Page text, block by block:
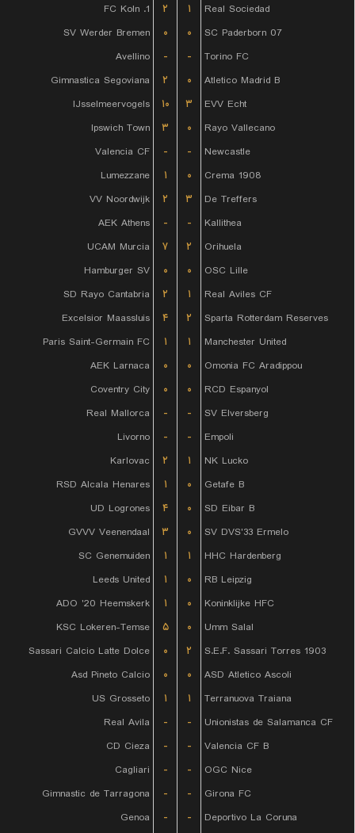
1. FC Koln
۲ ۱
Real Sociedad
SV Werder Bremen
۰ ۰
SC Paderborn 07
Avellino
- -
Torino FC
Gimnastica Segoviana
۲ ۰
Atletico Madrid B
IJsselmeervogels
۱۰ ۳
EVV Echt
Ipswich Town
۳ ۰
Rayo Vallecano
Valencia CF
- -
Newcastle
Lumezzane
۱ ۰
Crema 1908
VV Noordwijk
۲ ۳
De Treffers
AEK Athens
- -
Kallithea
UCAM Murcia
۷ ۲
Orihuela
Hamburger SV
۰ ۰
OSC Lille
SD Rayo Cantabria
۲ ۱
Real Aviles CF
Excelsior Maassluis
۴ ۲
Sparta Rotterdam Reserves
Paris Saint-Germain FC
۱ ۱
Manchester United
AEK Larnaca
۰ ۰
Omonia FC Aradippou
Coventry City
۰ ۰
RCD Espanyol
Real Mallorca
- -
SV Elversberg
Livorno
- -
Empoli
Karlovac
۲ ۱
NK Lucko
RSD Alcala Henares
۱ ۰
Getafe B
UD Logrones
۴ ۰
SD Eibar B
GVVV Veenendaal
۳ ۰
SV DVS'33 Ermelo
SC Genemuiden
۱ ۱
HHC Hardenberg
Leeds United
۱ ۰
RB Leipzig
ADO '20 Heemskerk
۱ ۰
Koninklijke HFC
KSC Lokeren-Temse
۵ ۰
Umm Salal
Sassari Calcio Latte Dolce
۰ ۲
S.E.F. Sassari Torres 1903
Asd Pineto Calcio
۰ ۰
ASD Atletico Ascoli
US Grosseto
۱ ۱
Terranuova Traiana
Real Avila
- -
Unionistas de Salamanca CF
CD Cieza
- -
Valencia CF B
Cagliari
- -
OGC Nice
Gimnastic de Tarragona
- -
Girona FC
Genoa
- -
Deportivo La Coruna